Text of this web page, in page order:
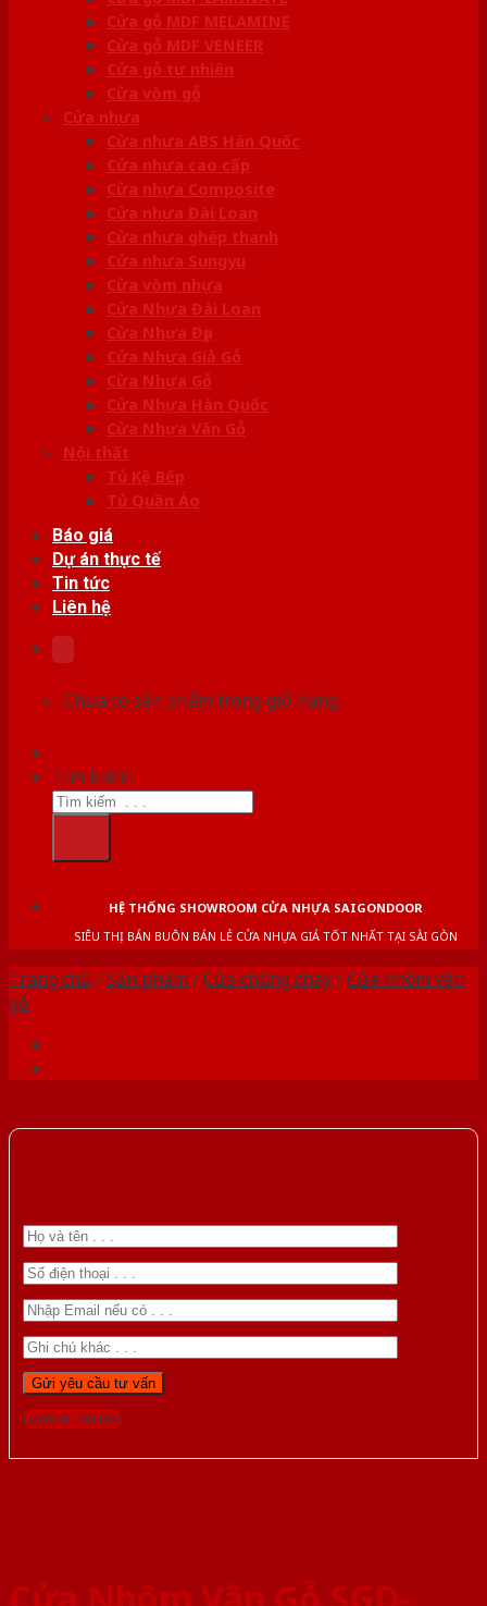
Cửa gỗ MDF MELAMINE
Cửa gỗ MDF VENEER
Cửa gỗ tự nhiên
Cửa vòm gỗ
Cửa nhựa
Cửa nhựa ABS Hàn Quốc
Cửa nhựa cao cấp
Cửa nhựa Composite
Cửa nhựa Đài Loan
Cửa nhựa ghép thanh
Cửa nhựa Sungyu
Cửa vòm nhựa
Cửa Nhựa Đài Loan
Cửa Nhựa Đẹp
Cửa Nhựa Giả Gỗ
Cửa Nhựa Gỗ
Cửa Nhựa Hàn Quốc
Cửa Nhựa Vân Gỗ
Nội thất
Tủ Kệ Bếp
Tủ Quần Áo
Báo giá
Dự án thực tế
Tin tức
Liên hệ
Chưa có sản phẩm trong giỏ hàng.
Tìm kiếm:
HỆ THỐNG SHOWROOM CỬA NHỰA SAIGONDOOR
SIÊU THỊ BÁN BUÔN BÁN LẺ CỬA NHỰA GIÁ TỐT NHẤT TẠI SÀI GÒN
Trang chủ /Sản phẩm /Cửa chống cháy/Cửa nhôm vân
gỗ
Gọi 0976.169.864